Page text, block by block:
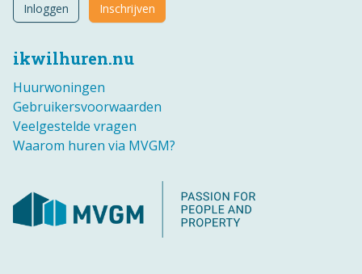
ikwilhuren.nu
Huurwoningen
Gebruikersvoorwaarden
Veelgestelde vragen
Waarom huren via MVGM?
Inloggen Inschrijven